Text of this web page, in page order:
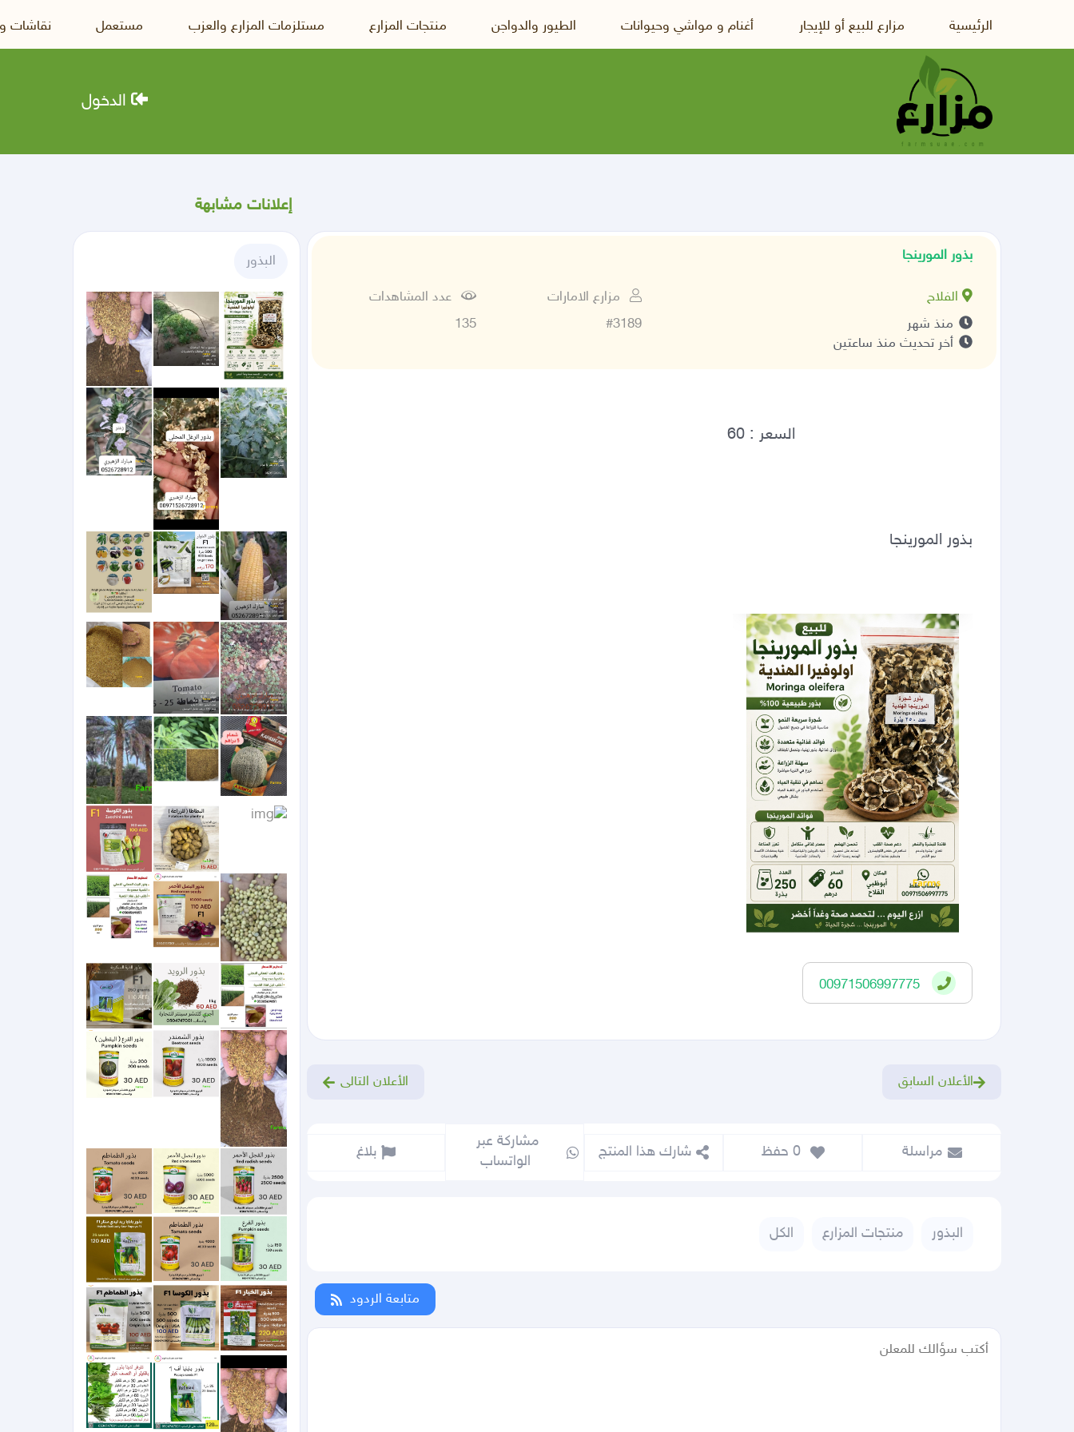
الرئيسية مزارع للبيع أو للإيجار أغنام و مواشي وحيوانات الطيور والدواجن منتجات المزارع مستلزمات المزارع والعزب مستعمل نقاشات
الدخول
إعلانات مشابهة
بذور المورينجا
الفلاح
منذ شهر
أخر تحديث منذ ساعتين
مزارع الامارات
#3189
عدد المشاهدات
135
بذور المورينجا
الأعلان السابق الأعلان التالى
مراسلة 0 شارك هذا المنتج
الواتساب
بلاغ
البذور منتجات المزارع الكل
متابعة الردود
البذور